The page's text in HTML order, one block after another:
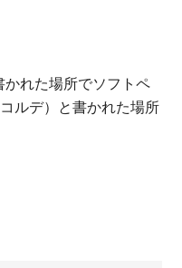
れた場所でソフトペ
ルデ）と書かれた場所